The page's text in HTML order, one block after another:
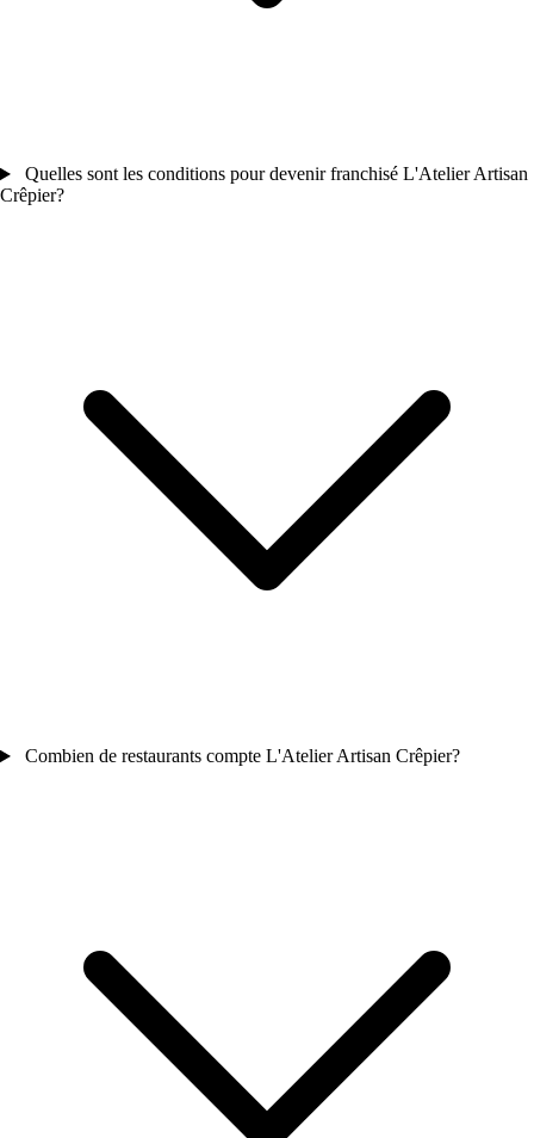
Quelles sont les conditions pour devenir franchisé L'Atelier Artisan
Crêpier?
Combien de restaurants compte L'Atelier Artisan Crêpier?